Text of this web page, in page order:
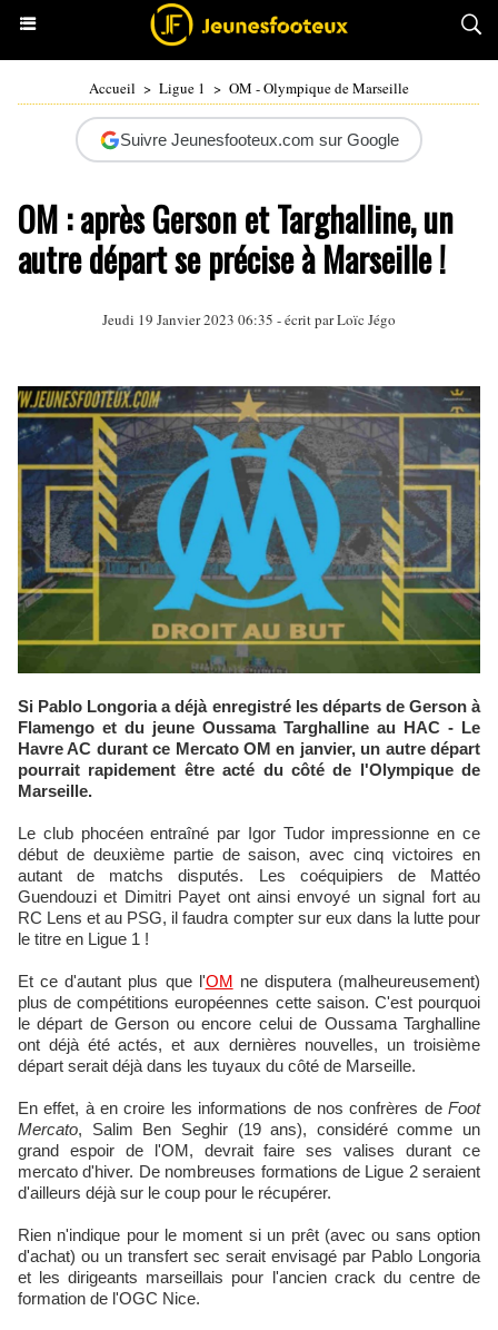
Accueil > Ligue 1 > OM - Olympique de Marseille
Suivre Jeunesfooteux.com sur Google
OM : après Gerson et Targhalline, un
autre départ se précise à Marseille !
Jeudi 19 Janvier 2023 06:35 - écrit parLoïc Jégo
Si Pablo Longoria a déjà enregistré les départs de Gerson à
Flamengo et du jeune Oussama Targhalline au HAC - Le
Havre AC durant ce Mercato OM en janvier, un autre départ
pourrait rapidement être acté du côté de l'Olympique de
Marseille.
Le club phocéen entraîné par Igor Tudor impressionne en ce
début de deuxième partie de saison, avec cinq victoires en
autant de matchs disputés. Les coéquipiers de Mattéo
Guendouzi et Dimitri Payet ont ainsi envoyé un signal fort au
RC Lens et au PSG, il faudra compter sur eux dans la lutte pour
le titre en Ligue 1 !
Et ce d'autant plus que l'OM ne disputera (malheureusement)
plus de compétitions européennes cette saison. C'est pourquoi
le départ de Gerson ou encore celui de Oussama Targhalline
ont déjà été actés, et aux dernières nouvelles, un troisième
départ serait déjà dans les tuyaux du côté de Marseille.
En effet, à en croire les informations de nos confrères de Foot
Mercato, Salim Ben Seghir (19 ans), considéré comme un
grand espoir de l'OM, devrait faire ses valises durant ce
mercato d'hiver. De nombreuses formations de Ligue 2 seraient
d'ailleurs déjà sur le coup pour le récupérer.
Rien n'indique pour le moment si un prêt (avec ou sans option
d'achat) ou un transfert sec serait envisagé par Pablo Longoria
et les dirigeants marseillais pour l'ancien crack du centre de
formation de l'OGC Nice.